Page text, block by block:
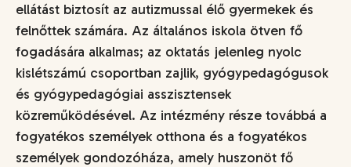
ellátást biztosít az autizmussal élő gyermekek és
felnőttek számára. Az általános iskola ötven fő
fogadására alkalmas; az oktatás jelenleg nyolc
kislétszámú csoportban zajlik, gyógypedagógusok
és gyógypedagógiai asszisztensek
közreműködésével. Az intézmény része továbbá a
fogyatékos személyek otthona és a fogyatékos
személyek gondozóháza, amely huszonöt fő